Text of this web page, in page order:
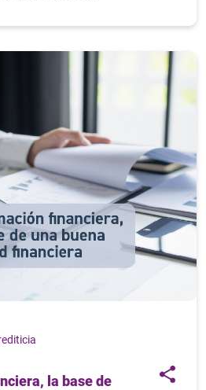
la base de